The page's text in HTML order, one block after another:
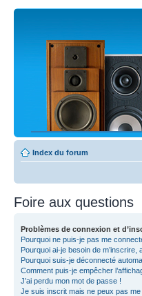
Index du forum
Foire aux questions
Problèmes de connexion et
Pourquoi ne puis-je pas me
Pourquoi ai-je besoin de m’inscrire,
Pourquoi suis-je déconnecté
Comment puis-je empêcher
J’ai perdu mon mot de passe !
Je suis inscrit mais ne peux pas